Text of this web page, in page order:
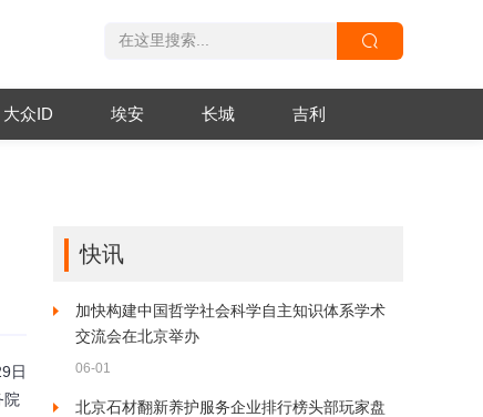
大众ID 埃安 长城 吉利
日
院
快讯
加快构建中国哲学社会科学自主知识体系学术
交流会在北京举办
06-01
北京石材翻新养护服务企业排行榜头部玩家盘